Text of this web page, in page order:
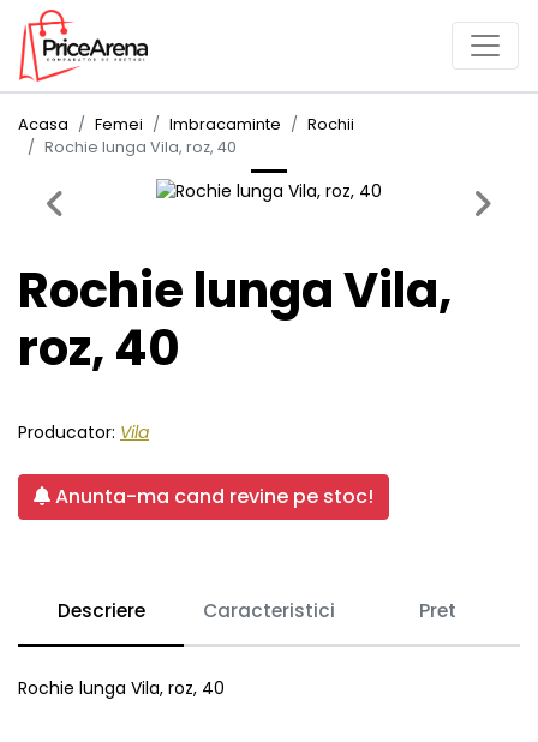
Acasa Femei Imbracaminte
Rochii
Rochie lunga Vila, roz, 40
Previous Next
Rochie lunga Vila,
roz, 40
Producator: Vila
Anunta-ma cand revine pe stoc!
Descriere Caracteristici Pret
Rochie lunga Vila, roz, 40